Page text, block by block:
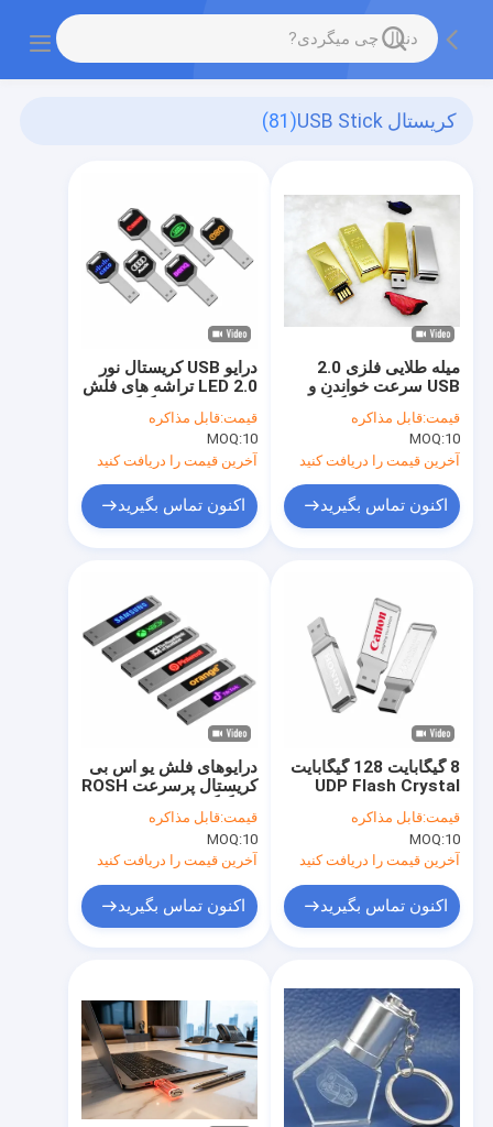
کریستال USB Stick (81)
درایو USB کریستال نور
LED 2.0 تراشه های فلش
15 مگابایت بر ثانیه
قیمت:قابل مذاکره
MOQ:10
آخرین قیمت را دریافت کنید
اکنون تماس بگیرید
میله طلایی فلزی 2.0
USB سرعت خواندن و
128 گیگابایت
قیمت:قابل مذاکره
MOQ:10
آخرین قیمت را دریافت کنید
اکنون تماس بگیرید
درایوهای فلش یو اس بی
کریستال پرسرعت ROSH
گیگابایت با نور LED
قیمت:قابل مذاکره
MOQ:10
آخرین قیمت را دریافت کنید
اکنون تماس بگیرید
8 گیگابایت 128 گیگابایت
UDP Flash Crystal
اکریلیک
قیمت:قابل مذاکره
MOQ:10
آخرین قیمت را دریافت کنید
اکنون تماس بگیرید